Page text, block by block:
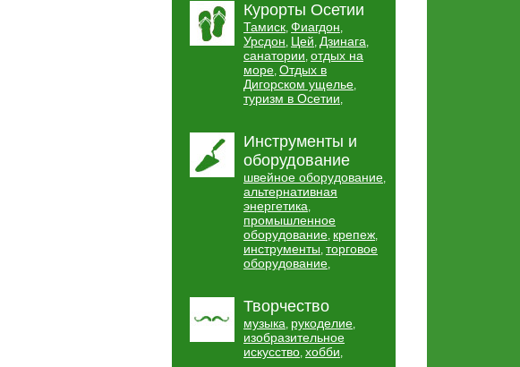
Курорты Осетии
Тамиск, Фиагдон,
Урсдон, Цей, Дзинага,
санатории, отдых на
море, Отдых в
Дигорском ущелье,
туризм в Осетии,
Инструменты и
оборудование
швейное оборудование,
альтернативная
энергетика,
промышленное
оборудование, крепеж,
инструменты, торговое
оборудование,
Творчество
музыка, рукоделие,
изобразительное
искусство, хобби,